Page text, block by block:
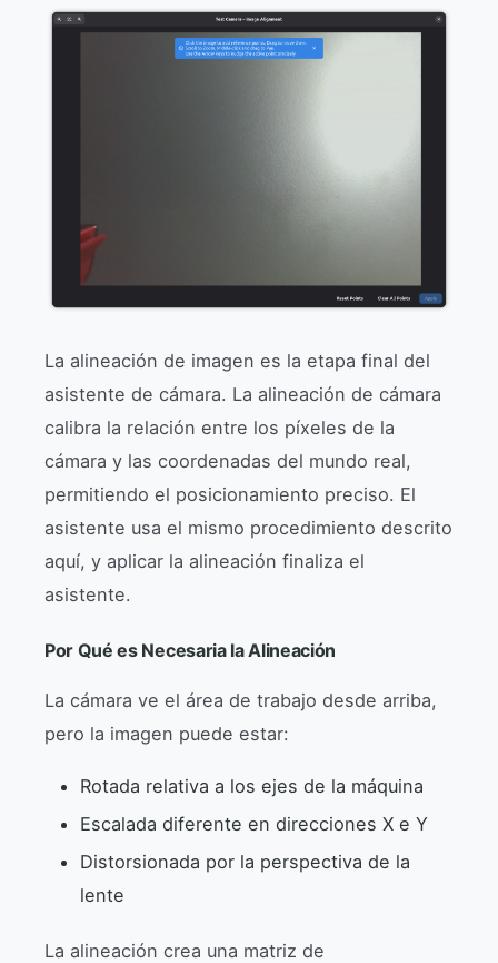
La alineación de imagen es la etapa final del
asistente de cámara. La alineación de cámara
calibra la relación entre los píxeles de la
cámara y las coordenadas del mundo real,
permitiendo el posicionamiento preciso. El
asistente usa el mismo procedimiento descrito
aquí, y aplicar la alineación finaliza el
asistente.
Por Qué es Necesaria la Alineación
La cámara ve el área de trabajo desde arriba,
pero la imagen puede estar:
Rotada relativa a los ejes de la máquina
Escalada diferente en direcciones X e Y
Distorsionada por la perspectiva de la
lente
La alineación crea una matriz de